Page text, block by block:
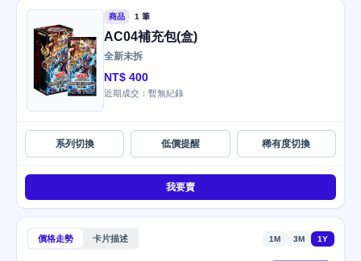
商品 1 筆
AC04補充包(盒)
全新未拆
NT$ 400
近期成交：暫無紀錄
系列切換 低價提醒 稀有度切換
我要賣
價格走勢 卡片描述 1M 3M 1Y